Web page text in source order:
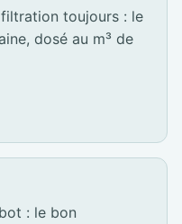
toujours : le
dosé au m³ de
: le bon